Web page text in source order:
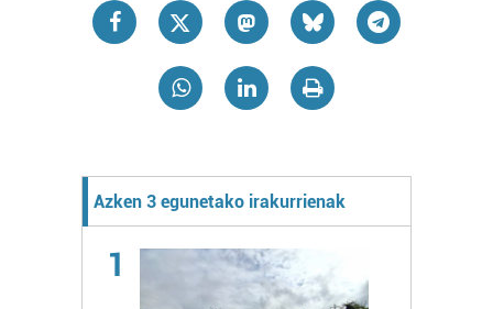
Azken 3 egunetako irakurrienak
1